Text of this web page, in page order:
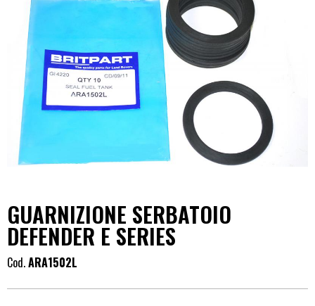
GUARNIZIONE SERBATOIO
DEFENDER E SERIES
Cod.ARA1502L